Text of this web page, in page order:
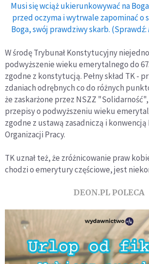
Musi się wciąż ukierunkowywać na
przed oczyma i wytrwale zapominać o
Boga, swój prawdziwy skarb. (Sprawdź:
W środę Trybunał Konstytucyjny
podwyższenie wieku emerytalnego do
zgodne z konstytucją. Pełny skład TK -
zdaniach odrębnych co do różnych
że zaskarżone przez NSZZ "Solidarność",
przepisy o podwyższeniu wieku
zgodne z ustawą zasadniczą i
Organizacji Pracy.
TK uznał też, że zróżnicowanie praw
chodzi o emerytury częściowe, jest
DEON.PL POLECA